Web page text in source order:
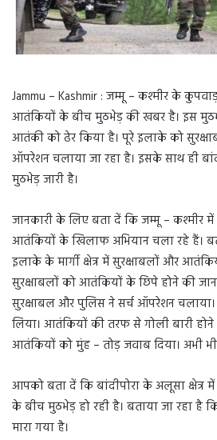
Jammu – Kashmir : जम्मू – कश्मीर के
आतंकियों के बीच मुठभेड़ की खबर है। इस
आतंकी को ढेर किया है। पूरे इलाके को
ऑपरेशन चलाया जा रहा है। इसके साथ ही
मुठभेड़ जारी है।
जानकारी के लिए बता दें कि जम्मू – कश्मीर में
आतंकियों के खिलाफ अभियान चला रहे हैं।
इलाके के मार्गी क्षेत्र में सुरक्षाबलों और
सुरक्षाबलों को आतंकियों के छिपे होने की
सुरक्षाबल और पुलिस ने सर्च ऑपरेशन
लिया। आतंकियों की तरफ से गोली बारी होने
आतंकियों को मुंह – तोड़ जवाब दिया। अभी
आपको बता दें कि बांदीपोरा के अलूसा क्षेत्र
के बीच मुठभेड़ हो रही है। बताया जा रहा
मारा गया है।